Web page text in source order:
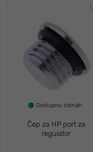
Dostupno odmah
Čep za HP port za
regulator